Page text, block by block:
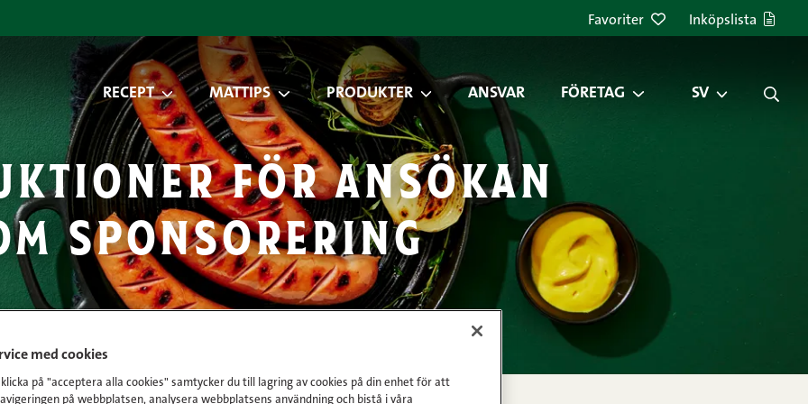
Favoriter Inköpslista
RECEPT MATTIPS PRODUKTER ANSVAR FÖRETAG SV
för ansökan
sponsorering
med cookies
på "acceptera alla cookies" samtycker du till lagring av cookies på din enhet för att
på webbplatsen, analysera webbplatsens användning och bistå i våra